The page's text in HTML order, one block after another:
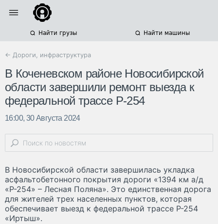
Найти грузы Найти машины
← Дороги, инфраструктура
В Коченевском районе Новосибирской
области завершили ремонт выезда к
федеральной трассе Р-254
16:00, 30 Августа 2024
В Новосибирской области завершилась укладка
асфальтобетонного покрытия дороги «1394 км а/д
«Р-254» – Лесная Поляна». Это единственная дорога
для жителей трех населенных пунктов, которая
обеспечивает выезд к федеральной трассе Р-254
«Иртыш».